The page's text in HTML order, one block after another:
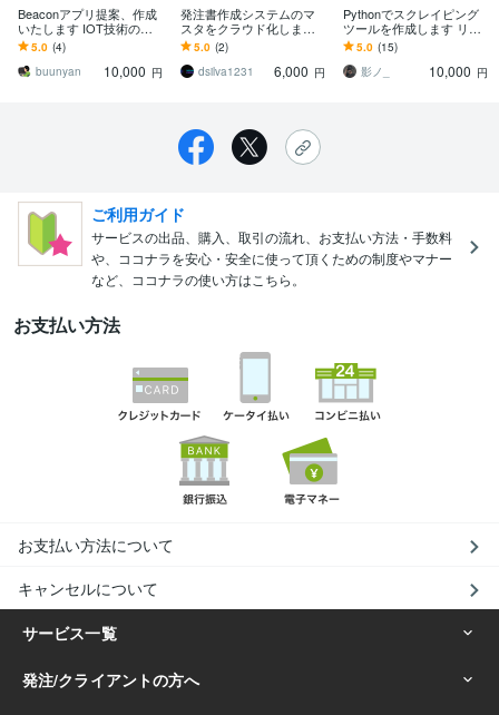
Beaconアプリ提案、作成
いたします IOT技術の導
入を考えている方へ！
5.0 (4)
buunyan
10,000 円
発注書作成システムのマ
スタをクラウド化します
発注書作成システムのマ
スタをクラウド化を行い
ます
5.0 (2)
dsilva1231
6,000 円
Pythonでスクレイピング
ツールを作成します リサ
ーチ・データ収集・面倒
な作業を全て自動化いた
します！
5.0 (15)
影ノ_
10,000 円
ご利用ガイド
サービスの出品、購入、取引の流れ、お支払い方法・手数料
や、ココナラを安心・安全に使って頂くための制度やマナー
など、ココナラの使い方はこちら。
お支払い方法
お支払い方法について
キャンセルについて